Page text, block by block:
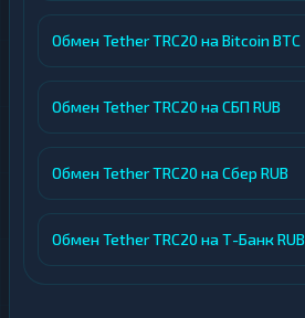
Обмен Tether TRC20 на Bitcoin BTC
Обмен Tether TRC20 на СБП RUB
Обмен Tether TRC20 на Сбер RUB
Обмен Tether TRC20 на Т-Банк RUB